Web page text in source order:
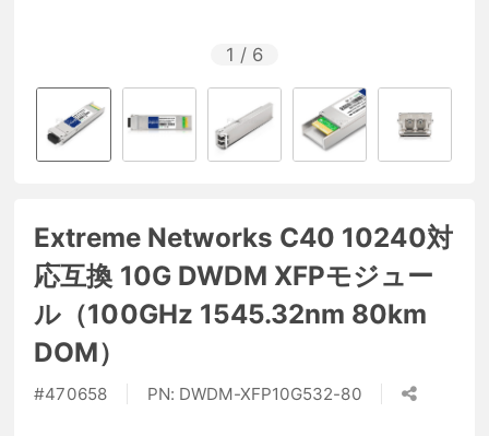
1 / 6
Extreme Networks C40 10240対
応互換 10G DWDM XFPモジュー
ル（100GHz 1545.32nm 80km
DOM）
#470658 PN: DWDM-XFP10G532-80